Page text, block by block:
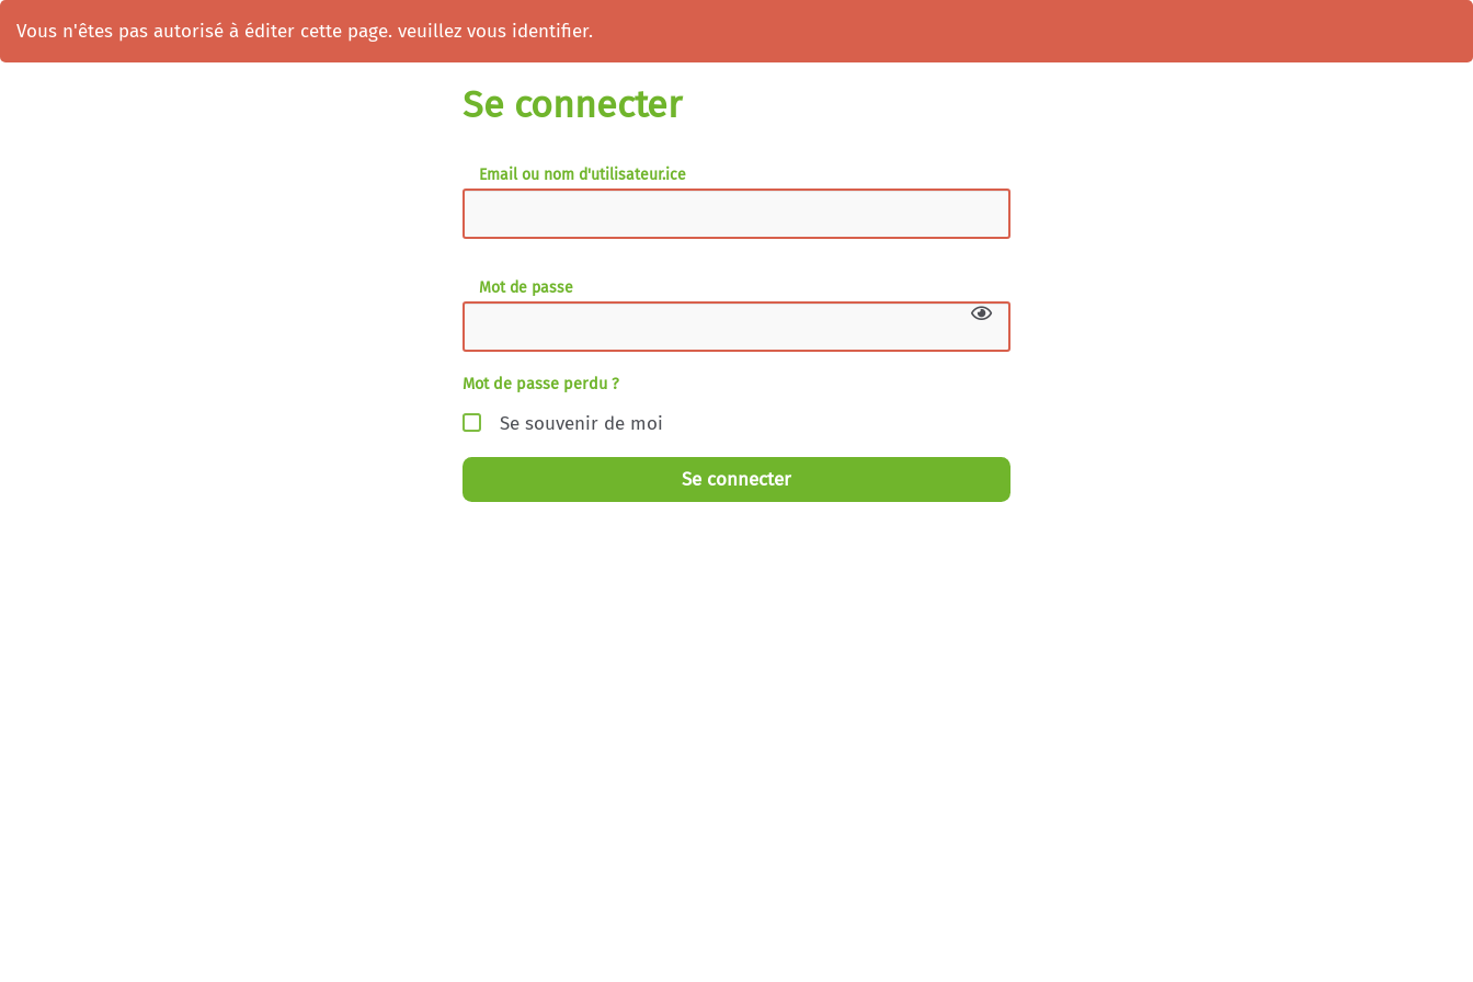
Vous n'êtes pas autorisé à éditer cette page. veuillez vous identifier.
Se connecter
Email ou nom d'utilisateur.ice
Mot de passe
Mot de passe perdu ?
Se souvenir de moi
Se connecter